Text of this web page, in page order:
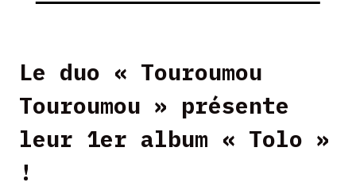
Le duo « Touroumou
Touroumou » présente
leur 1er album « Tolo »
!